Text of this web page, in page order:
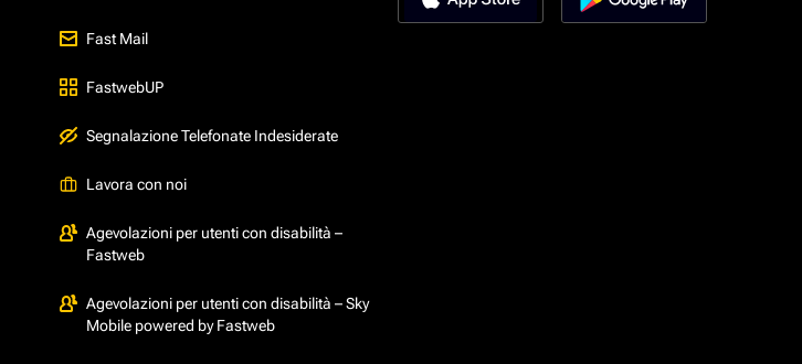
Fast Mail
FastwebUP
Segnalazione Telefonate Indesiderate
Lavora con noi
Agevolazioni per utenti con disabilità –
Fastweb
Agevolazioni per utenti con disabilità – Sky
Mobile powered by Fastweb